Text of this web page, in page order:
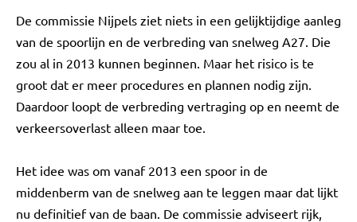
De commissie Nijpels ziet niets in een gelijktijdige aanleg
van de spoorlijn en de verbreding van snelweg A27. Die
zou al in 2013 kunnen beginnen. Maar het risico is te
groot dat er meer procedures en plannen nodig zijn.
Daardoor loopt de verbreding vertraging op en neemt de
verkeersoverlast alleen maar toe.
Het idee was om vanaf 2013 een spoor in de
middenberm van de snelweg aan te leggen maar dat lijkt
nu definitief van de baan. De commissie adviseert rijk,